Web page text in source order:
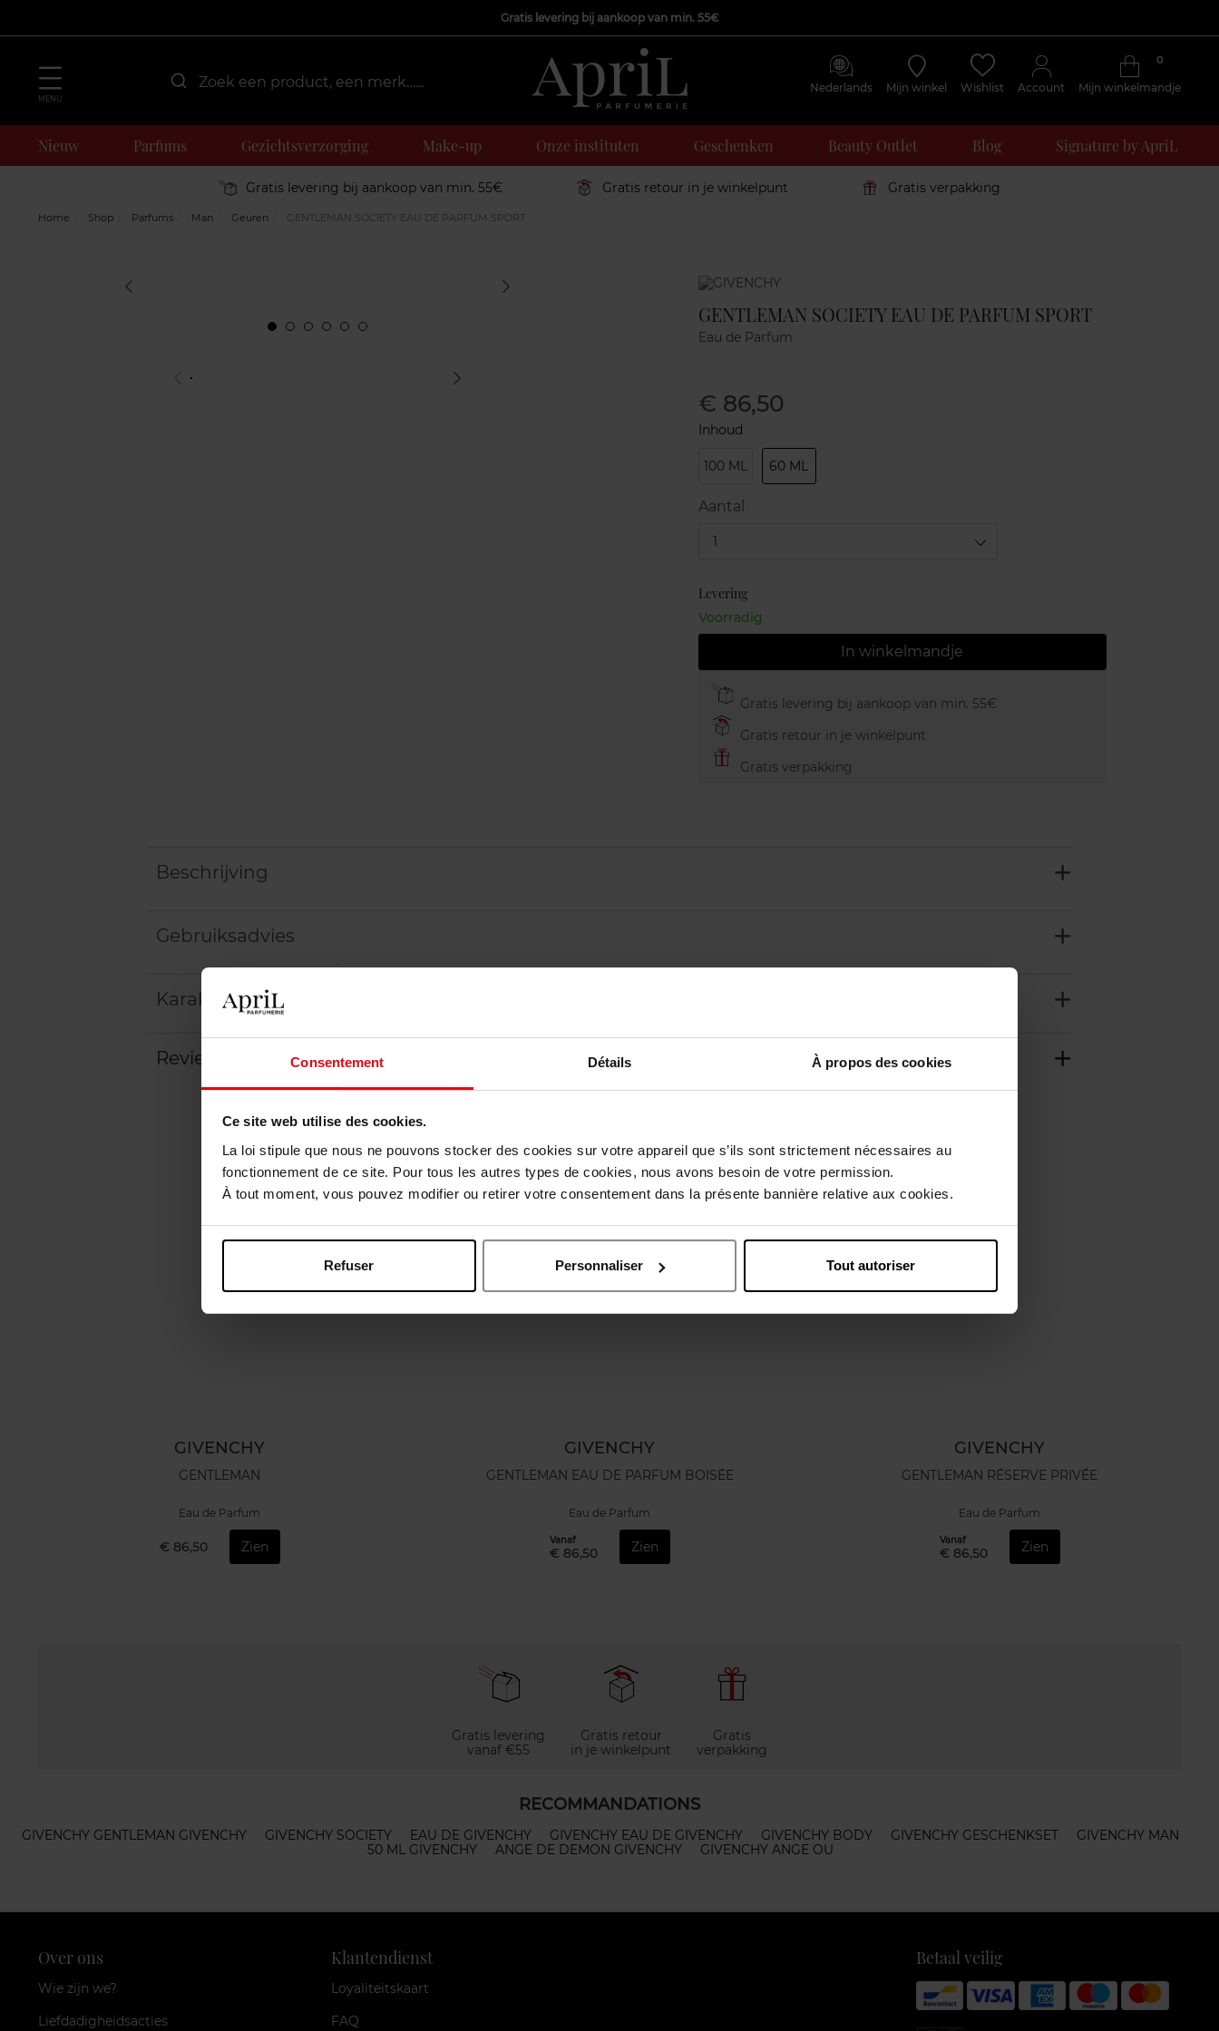
Consentement Détails À propos des cookies
Ce site web utilise des cookies.
La loi stipule que nous ne pouvons stocker des cookies sur votre appareil que s’ils sont strictement nécessaires au
fonctionnement de ce site. Pour tous les autres types de cookies, nous avons besoin de votre permission.
À tout moment, vous pouvez modifier ou retirer votre consentement dans la présente bannière relative aux cookies.
Refuser Personnaliser Tout autoriser
Gratis levering bij aankoop van min. 55€
MENU
Nederlands Mijn winkel Wishlist Account Mijn winkelmandje
0
Nieuw Parfums Gezichtsverzorging Make-up Onze instituten Geschenken Beauty Outlet Blog Signature by ApriL
Gratis levering bij aankoop van min. 55€ Gratis retour in je winkelpunt Gratis verpakking
Home Shop Parfums Man Geuren GENTLEMAN SOCIETY EAU DE PARFUM SPORT
Marque
GENTLEMAN SOCIETY EAU DE PARFUM SPORT
Eau de Parfum
€ 86,50
Inhoud
100 ML 60 ML
Aantal
1
Levering
Voorradig
In winkelmandje
Gratis levering bij aankoop van min. 55€
Gratis retour in je winkelpunt
Gratis verpakking
Beschrijving
Gebruiksadvies
Karakteristieken
Review Beleid inzake klantbeoordelingen
GIVENCHY
GENTLEMAN
Eau de Parfum
€ 86,50 Zien
GIVENCHY
GENTLEMAN EAU DE PARFUM BOISÉE
Eau de Parfum
Vanaf
€ 86,50 Zien
GIVENCHY
GENTLEMAN RÉSERVE PRIVÉE
Eau de Parfum
Vanaf
€ 86,50 Zien
Gratis levering
vanaf €55
Gratis retour
in je winkelpunt
Gratis
verpakking
RECOMMANDATIONS
GIVENCHY GENTLEMAN GIVENCHY GIVENCHY SOCIETY EAU DE GIVENCHY GIVENCHY EAU DE GIVENCHY GIVENCHY BODY GIVENCHY GESCHENKSET
GIVENCHY MAN
50 ML GIVENCHY
ANGE DE DEMON GIVENCHY GIVENCHY ANGE OU
Over ons
Wie zijn we?
Liefdadigheidsacties
Klantendienst
Loyaliteitskaart
FAQ
Betaal veilig